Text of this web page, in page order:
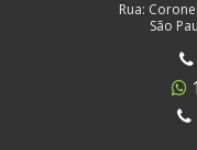
Rua:
São